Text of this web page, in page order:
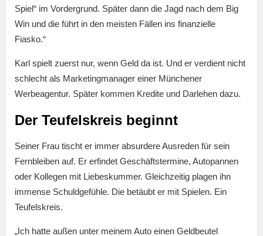
Spiel“ im Vordergrund. Später dann die Jagd nach dem Big
Win und die führt in den meisten Fällen ins finanzielle
Fiasko.“
Karl spielt zuerst nur, wenn Geld da ist. Und er verdient nicht
schlecht als Marketingmanager einer Münchener
Werbeagentur. Später kommen Kredite und Darlehen dazu.
Der Teufelskreis beginnt
Seiner Frau tischt er immer absurdere Ausreden für sein
Fernbleiben auf. Er erfindet Geschäftstermine, Autopannen
oder Kollegen mit Liebeskummer. Gleichzeitig plagen ihn
immense Schuldgefühle. Die betäubt er mit Spielen. Ein
Teufelskreis.
„Ich hatte außen unter meinem Auto einen Geldbeutel